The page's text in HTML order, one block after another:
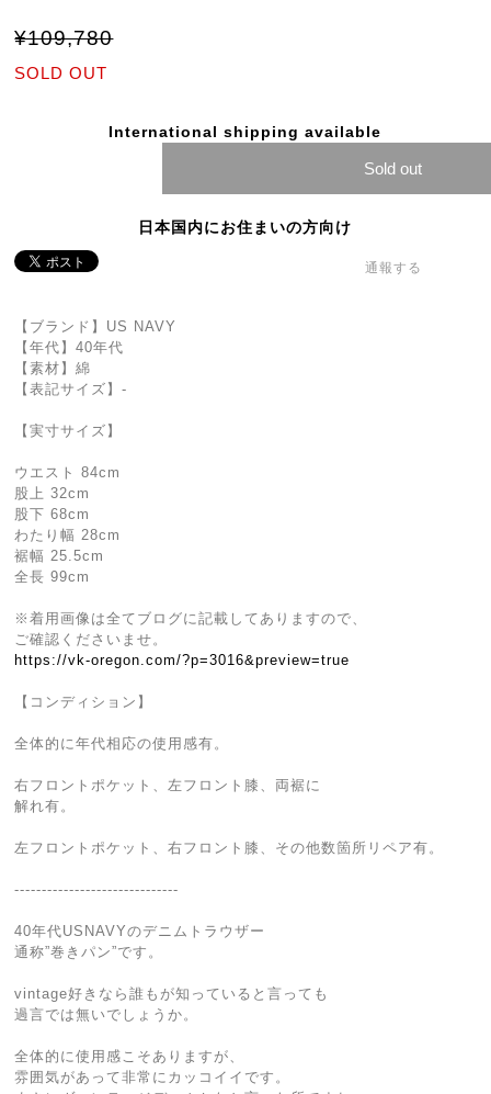
¥109,780
SOLD OUT
International shipping available
Sold out
日本国内にお住まいの方向け
通報する
【ブランド】US NAVY
【年代】40年代
【素材】綿
【表記サイズ】-
【実寸サイズ】
ウエスト 84cm
股上 32cm
股下 68cm
わたり幅 28cm
裾幅 25.5cm
全長 99cm
※着用画像は全てブログに記載してありますので、
ご確認くださいませ。
https://vk-oregon.com/?p=3016&preview=true
【コンディション】
全体的に年代相応の使用感有。
右フロントポケット、左フロント膝、両裾に
解れ有。
左フロントポケット、右フロント膝、その他数箇所リペア有。
------------------------------
40年代USNAVYのデニムトラウザー
通称”巻きパン”です。
vintage好きなら誰もが知っていると言っても
過言では無いでしょうか。
全体的に使用感こそありますが、
雰囲気があって非常にカッコイイです。